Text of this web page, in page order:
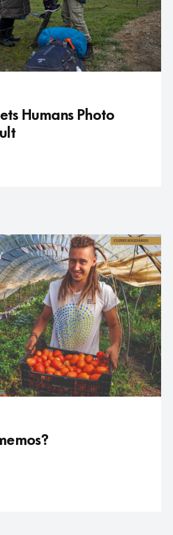
Humans Photo